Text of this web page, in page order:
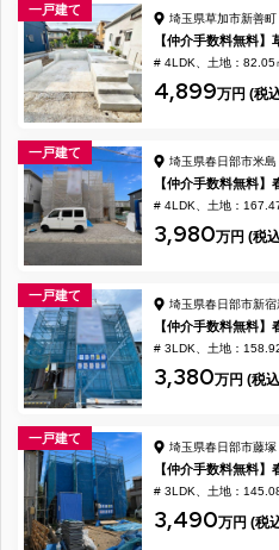
一戸建て
埼玉県草加市新善町
【仲介手数料無料
# 4LDK 土地：82.05
4,899万円 (税
一戸建て
埼玉県春日部市米島
【仲介手数料無料
# 4LDK 土地：
3,980万円 (税
一戸建て
埼玉県春日部市新宿
【仲介手数料無料
# 3LDK 土地：
3,380万円 (税
一戸建て
埼玉県春日部市藤塚
【仲介手数料無料
# 3LDK 土地：
3,490万円 (税